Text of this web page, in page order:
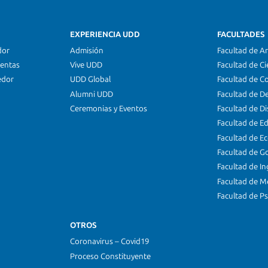
EXPERIENCIA UDD
Admisión
Vive UDD
UDD Global
Alumni UDD
Ceremonias y Eventos
FACULTADES
Facultad de
Facultad de
Facultad de
Facultad de
Facultad de
Facultad de
Facultad de
Facultad de
Facultad de
Facultad de
Facultad de
OTROS
Coronavirus – Covid19
Proceso Constituyente